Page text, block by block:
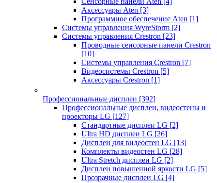
Аксессуары Aten [3]
Программное обеспечение Aten [1]
Системы управления WyreStorm [2]
Системы управления Crestron [23]
Проводные сенсорные панели Crestron
[10]
Системы управления Crestron [7]
Видеосистемы Crestron [5]
Аксессуары Crestron [1]
Профессиональные дисплеи [392]
Профессиональные дисплеи, видеостены и
проекторы LG [127]
Стандартные дисплеи LG [2]
Ultra HD дисплеи LG [26]
Дисплеи для видеостен LG [13]
Комплекты видеостен LG [28]
Ultra Stretch дисплеи LG [2]
Дисплеи повышенной яркости LG [5]
Прозрачные дисплеи LG [4]